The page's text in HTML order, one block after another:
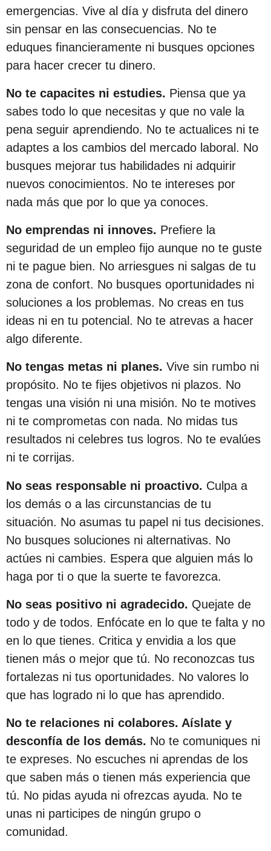
c
a
c
i
n
emergencias. Vive al día y disfruta del dinero
sin pensar en las consecuencias. No te
eduques financieramente ni busques opciones
para hacer crecer tu dinero.
No te capacites ni estudies. Piensa que ya
sabes todo lo que necesitas y que no vale la
pena seguir aprendiendo. No te actualices ni te
adaptes a los cambios del mercado laboral. No
busques mejorar tus habilidades ni adquirir
nuevos conocimientos. No te intereses por
nada más que por lo que ya conoces.
No emprendas ni innoves. Prefiere la
seguridad de un empleo fijo aunque no te guste
ni te pague bien. No arriesgues ni salgas de tu
zona de confort. No busques oportunidades ni
soluciones a los problemas. No creas en tus
ideas ni en tu potencial. No te atrevas a hacer
algo diferente.
No tengas metas ni planes. Vive sin rumbo ni
propósito. No te fijes objetivos ni plazos. No
tengas una visión ni una misión. No te motives
ni te comprometas con nada. No midas tus
resultados ni celebres tus logros. No te evalúes
ni te corrijas.
No seas responsable ni proactivo. Culpa a
los demás o a las circunstancias de tu
situación. No asumas tu papel ni tus decisiones.
No busques soluciones ni alternativas. No
actúes ni cambies. Espera que alguien más lo
haga por ti o que la suerte te favorezca.
No seas positivo ni agradecido. Quejate de
todo y de todos. Enfócate en lo que te falta y no
en lo que tienes. Critica y envidia a los que
tienen más o mejor que tú. No reconozcas tus
fortalezas ni tus oportunidades. No valores lo
que has logrado ni lo que has aprendido.
No te relaciones ni colabores. Aíslate y
desconfía de los demás. No te comuniques ni
te expreses. No escuches ni aprendas de los
que saben más o tienen más experiencia que
tú. No pidas ayuda ni ofrezcas ayuda. No te
unas ni participes de ningún grupo o
comunidad.